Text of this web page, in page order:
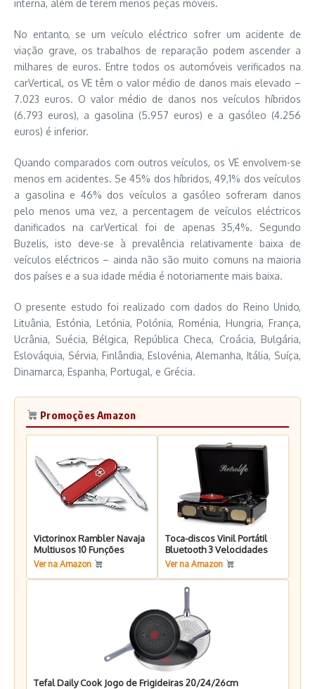
interna, além de terem menos peças móveis.
No entanto, se um veículo eléctrico sofrer um acidente de
viação grave, os trabalhos de reparação podem ascender a
milhares de euros. Entre todos os automóveis verificados na
carVertical, os VE têm o valor médio de danos mais elevado –
7.023 euros. O valor médio de danos nos veículos híbridos
(6.793 euros), a gasolina (5.957 euros) e a gasóleo (4.256
euros) é inferior.
Quando comparados com outros veículos, os VE envolvem-se
menos em acidentes. Se 45% dos híbridos, 49,1% dos veículos
a gasolina e 46% dos veículos a gasóleo sofreram danos
pelo menos uma vez, a percentagem de veículos eléctricos
danificados na carVertical foi de apenas 35,4%. Segundo
Buzelis, isto deve-se à prevalência relativamente baixa de
veículos eléctricos – ainda não são muito comuns na maioria
dos países e a sua idade média é notoriamente mais baixa.
O presente estudo foi realizado com dados do Reino Unido,
Lituânia, Estónia, Letónia, Polónia, Roménia, Hungria, França,
Ucrânia, Suécia, Bélgica, República Checa, Croácia, Bulgária,
Eslováquia, Sérvia, Finlândia, Eslovénia, Alemanha, Itália, Suíça,
Dinamarca, Espanha, Portugal, e Grécia.
Promoções Amazon
Victorinox Rambler Navaja
Multiusos 10 Funções
Ver na Amazon
Toca-discos Vinil Portátil
Bluetooth 3 Velocidades
Ver na Amazon
Tefal Daily Cook Jogo de Frigideiras 20/24/26cm